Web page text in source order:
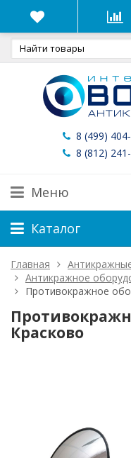
8 (499)
8 (812)
Меню
Каталог
Главная
Антикражное
Противокражное
Красково